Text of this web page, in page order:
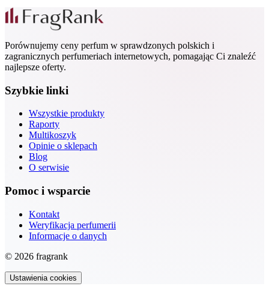
Porównujemy ceny perfum w sprawdzonych polskich i
zagranicznych perfumeriach internetowych, pomagając Ci znaleźć
najlepsze oferty.
Szybkie linki
Wszystkie produkty
Raporty
Multikoszyk
Opinie o sklepach
Blog
O serwisie
Pomoc i wsparcie
Kontakt
Weryfikacja perfumerii
Informacje o danych
© 2026 fragrank
Ustawienia cookies